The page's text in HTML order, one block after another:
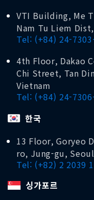
VTI Building, Me
Nam Tu Liem
Tel: (+84) 24-
4th Floor, Dakao
Chi Street, Tan
Vietnam
Tel: (+84) 24-
한국
13 Floor, Goryeo
ro, Jung-gu,
Tel: (+82) 2 2039
싱가포르